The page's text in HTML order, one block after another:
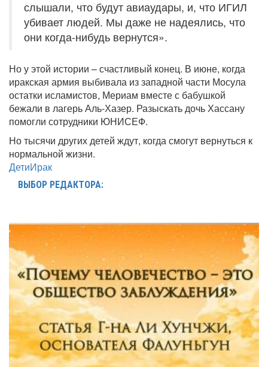
слышали, что будут авиаудары, и, что ИГИЛ
убивает людей. Мы даже не надеялись, что
они когда-нибудь вернутся».
Но у этой истории – счастливый конец. В июне, когда
иракская армия выбивала из западной части Мосула
остатки исламистов, Мериам вместе с бабушкой
бежали в лагерь Аль-Хазер. Разыскать дочь Хассану
помогли сотрудники ЮНИСЕФ.
Но тысячи других детей ждут, когда смогут вернуться к
нормальной жизни.
ДетиИрак
ВЫБОР РЕДАКТОРА: